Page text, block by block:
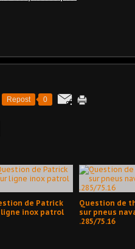
Repost 0
de Patrick
ligne inox patrol
Question de
sur pneus
.285/75.16